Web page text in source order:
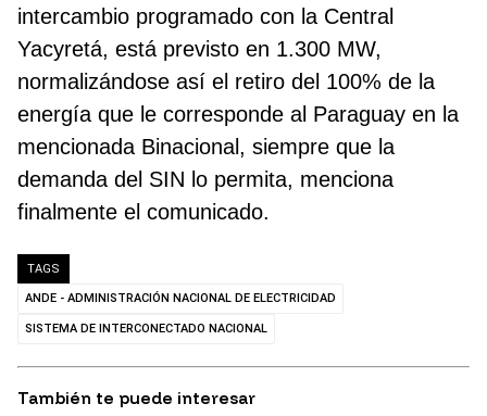
intercambio programado con la Central
Yacyretá, está previsto en 1.300 MW,
normalizándose así el retiro del 100% de la
energía que le corresponde al Paraguay en la
mencionada Binacional, siempre que la
demanda del SIN lo permita, menciona
finalmente el comunicado.
TAGS
ANDE - ADMINISTRACIÓN NACIONAL DE ELECTRICIDAD
SISTEMA DE INTERCONECTADO NACIONAL
También te puede interesar